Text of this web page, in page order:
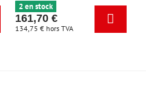
2 en stock
161,70 €
134,75 € hors TVA